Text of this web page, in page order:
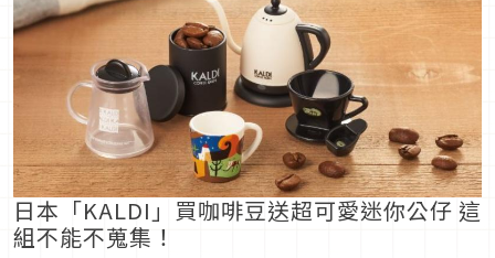
日本「KALDI」買咖啡豆送超可愛迷你公仔 這
組不能不蒐集！